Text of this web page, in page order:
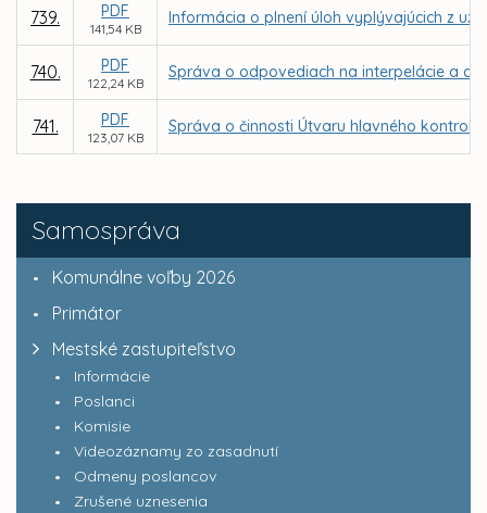
Samospráva
Komunálne voľby 2026
Primátor
Mestské zastupiteľstvo
Informácie
Poslanci
Komisie
Videozáznamy zo zasadnutí
Odmeny poslancov
Zrušené uznesenia
739. PDF
141,54 KB
Informácia o plnení úloh vyplývajúcich z
740. PDF
122,24 KB
Správa o odpovediach na interpelácie a
741. PDF
123,07 KB
Správa o činnosti Útvaru hlavného